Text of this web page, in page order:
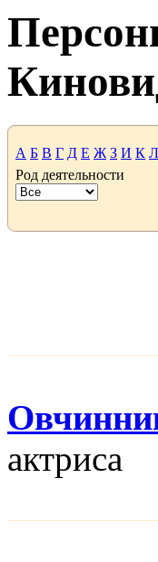
А Б В Г Д Е Ж З И К Л
Род деятельности
актриса